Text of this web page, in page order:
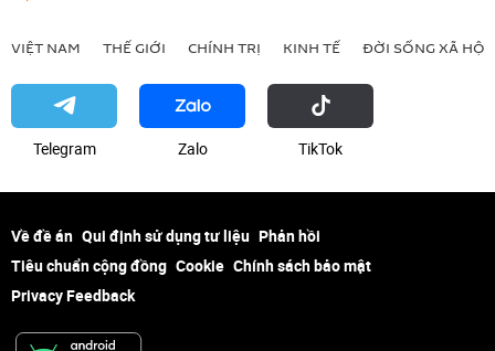
VIỆT NAM THẾ GIỚI CHÍNH TRỊ KINH TẾ ĐỜI SỐNG XÃ HỘI
Telegram Zalo ТikТоk
Về đề án Qui định sử dụng tư liệu Phản hồi
Tiêu chuẩn cộng đồng Cookie Chính sách bảo mật
Privacy Feedback